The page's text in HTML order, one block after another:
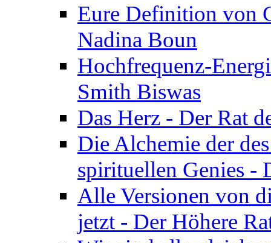
Eure Definition von
Nadina Boun
Hochfrequenz-
Smith Biswas
Das Herz - Der Rat
Die Alchemie der
spirituellen Genies -
Alle Versionen von
jetzt - Der Höhere